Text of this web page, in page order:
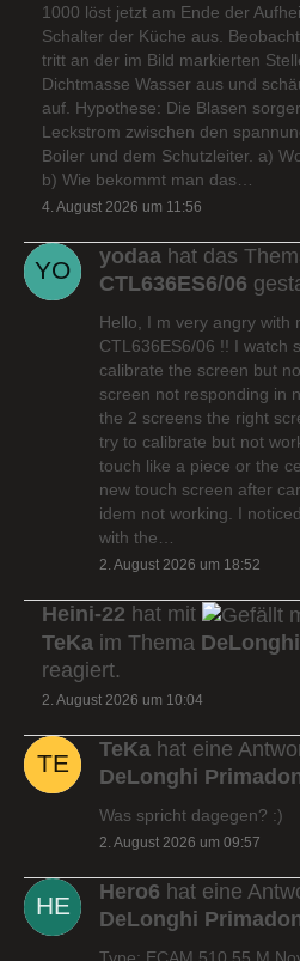
1000 löst jetzt am Ende der
Schalter der Küche aus.
tritt an der im Bild markierten
Dichtmasse Wasser aus und
auf. Hypothese: Die Blasen
Leckstrom zwischen den
Boiler und dem Schutzleiter. a)
b) Wie bekommt man das…
4. August 2026 um 11:56
yodaa hat das
CTL636ES6/06
Hello, I m very angry with
CTL636ES6/06 !! I watch
calibrate the screen but
screen not responding in
the 2 screens the right
try to calibrate but not
touch like a piece or the
new touch screen after
idem not working. I
with the…
2. August 2026 um 18:52
Heini-22 hat mit
TeKa im Thema
reagiert.
2. August 2026 um 10:04
TeKa hat eine
DeLonghi
Was spricht dagegen? :)
2. August 2026 um 09:57
Hero6 hat eine
DeLonghi
Type: ECAM 510.55.M